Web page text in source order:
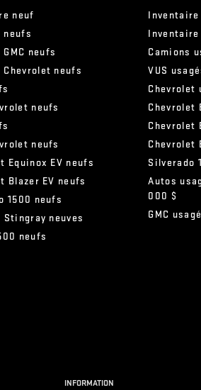
INFORMATION
neuf
neufs
neufs
Chevrolet neufs
neufs
neufs
Equinox EV neufs
Blazer EV neufs
1500 neufs
Stingray neuves
neufs
Inventaire
Camions
VUS
Chevrolet
Chevrolet
Chevrolet
Chevrolet
Silverado
Autos
000 $
GMC